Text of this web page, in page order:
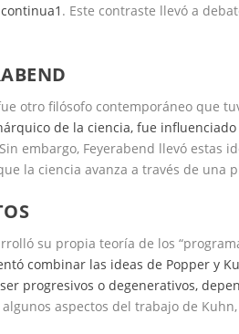
1 . Este contraste llevó a
otro filósofo contemporáneo que
de la ciencia, fue
embargo, Feyerabend llevó estas
la ciencia avanza a través de una
su propia teoría de los
combinar las ideas de Popper y
progresivos o degenerativos,
aspectos del trabajo de